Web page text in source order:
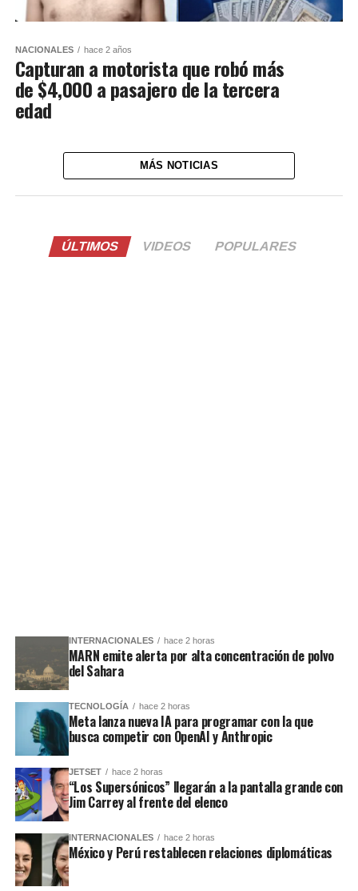
NACIONALES hace 2 años
Capturan a motorista que robó más
de $4,000 a pasajero de la tercera
edad
MÁS NOTICIAS
ÚLTIMOS VIDEOS POPULARES
INTERNACIONALES hace 2 horas
MARN emite alerta por alta concentración de polvo
del Sahara
TECNOLOGÍA hace 2 horas
Meta lanza nueva IA para programar con la que
busca competir con OpenAI y Anthropic
JETSET hace 2 horas
“Los Supersónicos” llegarán a la pantalla grande con
Jim Carrey al frente del elenco
INTERNACIONALES hace 2 horas
México y Perú restablecen relaciones diplomáticas